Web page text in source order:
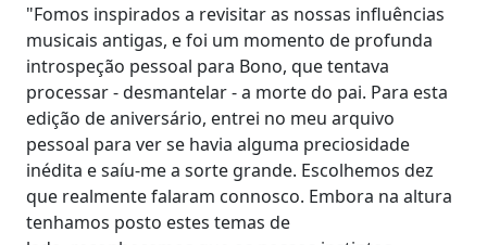
"Fomos inspirados a revisitar as nossas influências
musicais antigas, e foi um momento de profunda
introspeção pessoal para Bono, que tentava
processar - desmantelar - a morte do pai. Para esta
edição de aniversário, entrei no meu arquivo
pessoal para ver se havia alguma preciosidade
inédita e saíu-me a sorte grande. Escolhemos dez
que realmente falaram connosco. Embora na altura
tenhamos posto estes temas de